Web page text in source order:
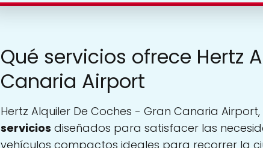
Qué servicios ofrece Hertz
Canaria Airport
Hertz Alquiler De Coches - Gran Canaria
servicios diseñados para satisfacer las
vehículos compactos ideales para recorrer la